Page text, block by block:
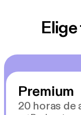
Premium
20 horas de